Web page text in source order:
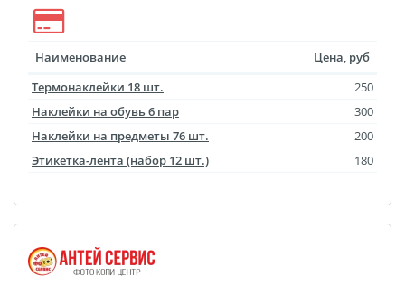
Наименование
Цена, руб
Термонаклейки 18 шт.
250
Наклейки на обувь 6 пар
300
Наклейки на предметы 76 шт.
200
Этикетка-лента (набор 12 шт.)
180